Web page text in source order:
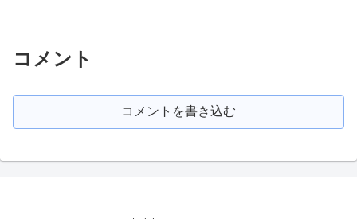
コメント
コメントを書き込む